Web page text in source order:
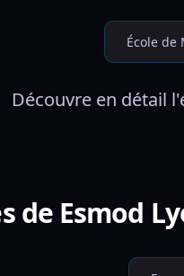
École de
Découvre en détail
de Esmod